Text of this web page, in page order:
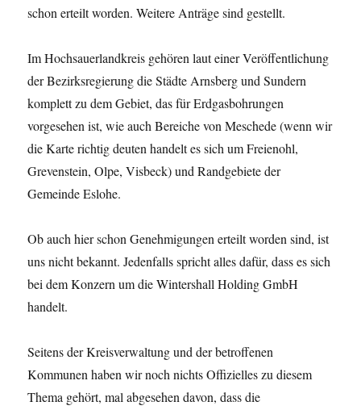
schon erteilt worden. Weitere Anträge sind gestellt.
Im Hochsauerlandkreis gehören laut einer Veröffentlichung
der Bezirksregierung die Städte Arnsberg und Sundern
komplett zu dem Gebiet, das für Erdgasbohrungen
vorgesehen ist, wie auch Bereiche von Meschede (wenn wir
die Karte richtig deuten handelt es sich um Freienohl,
Grevenstein, Olpe, Visbeck) und Randgebiete der
Gemeinde Eslohe.
Ob auch hier schon Genehmigungen erteilt worden sind, ist
uns nicht bekannt. Jedenfalls spricht alles dafür, dass es sich
bei dem Konzern um die Wintershall Holding GmbH
handelt.
Seitens der Kreisverwaltung und der betroffenen
Kommunen haben wir noch nichts Offizielles zu diesem
Thema gehört, mal abgesehen davon, dass die